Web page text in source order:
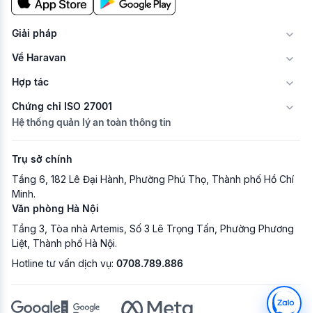
Giải pháp
Về Haravan
Hợp tác
Chứng chỉ ISO 27001
Hệ thống quản lý an toàn thông tin
Trụ sở chính
Tầng 6, 182 Lê Đại Hành, Phường Phú Thọ, Thành phố Hồ Chí
Minh.
Văn phòng Hà Nội
Tầng 3, Tòa nhà Artemis, Số 3 Lê Trọng Tấn, Phường Phương
Liệt, Thành phố Hà Nội.
Hotline tư vấn dịch vụ: 0708.789.886